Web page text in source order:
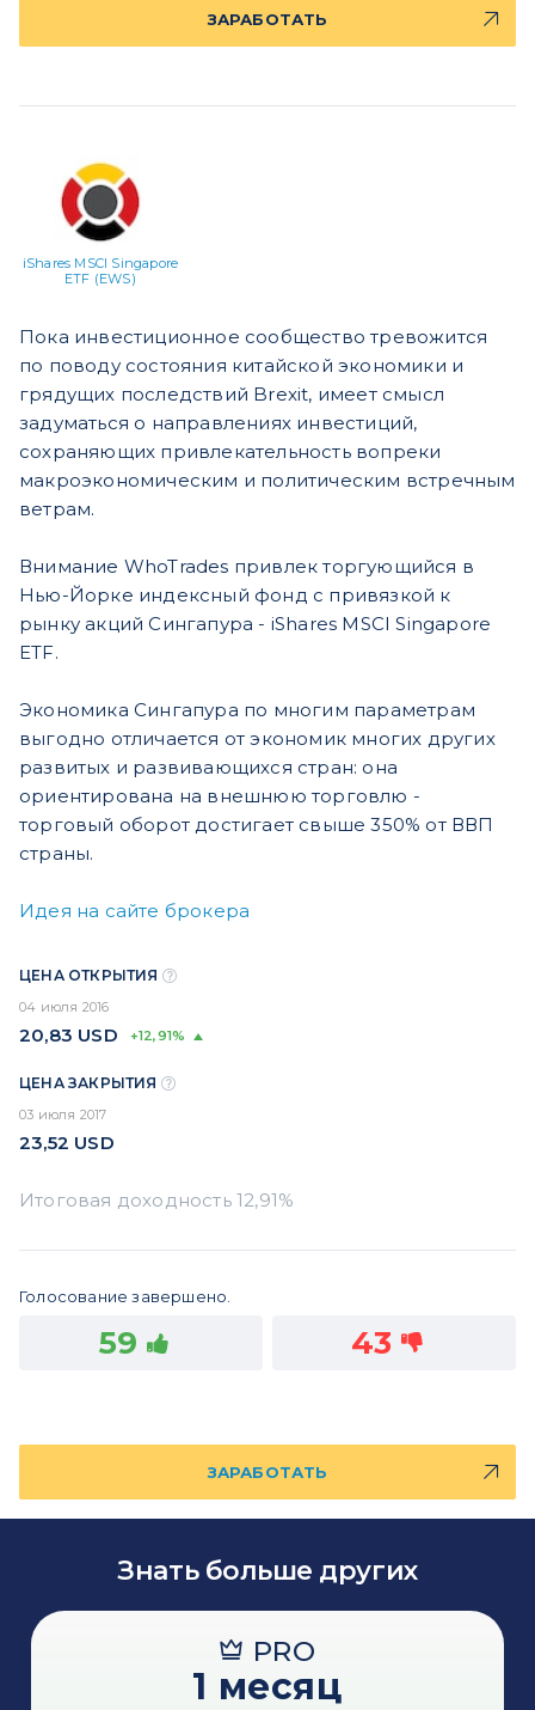
ЗАРАБОТАТЬ
iShares MSCI Singapore
ETF (EWS)
Пока инвестиционное сообщество тревожится
по поводу состояния китайской экономики и
грядущих последствий Brexit, имеет смысл
задуматься о направлениях инвестиций,
сохраняющих привлекательность вопреки
макроэкономическим и политическим встречным
ветрам.
Внимание WhoTrades привлек торгующийся в
Нью-Йорке индексный фонд с привязкой к
рынку акций Сингапура - iShares MSCI Singapore
ETF.
Экономика Сингапура по многим параметрам
выгодно отличается от экономик многих других
развитых и развивающихся стран: она
ориентирована на внешнюю торговлю -
торговый оборот достигает свыше 350% от ВВП
страны.
Идея на сайте брокера
ЦЕНА ОТКРЫТИЯ
04 июля 2016
20,83 USD +12,91%
ЦЕНА ЗАКРЫТИЯ
03 июля 2017
23,52 USD
Голосование завершено.
59 43
ЗАРАБОТАТЬ
Знать больше других
PRO
1 месяц